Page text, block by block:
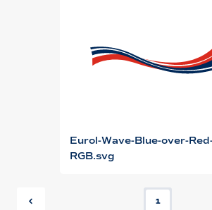
Eurol-Wave-Blue-over-
RGB.svg
1